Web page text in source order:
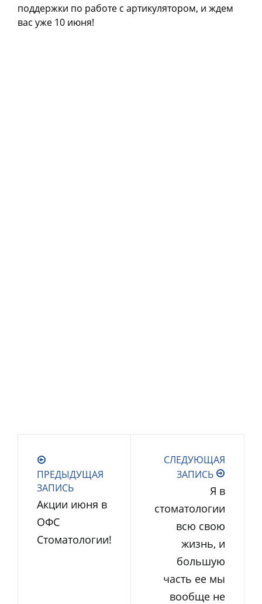
поддержки по работе с артикулятором, и ждем
вас уже 10 июня!
ПРЕДЫДУЩАЯ
ЗАПИСЬ
Акции июня в
ОФС
Стоматологии!
СЛЕДУЮЩАЯ
ЗАПИСЬ
Я в
стоматологии
всю свою
жизнь, и
большую
часть ее мы
вообще не